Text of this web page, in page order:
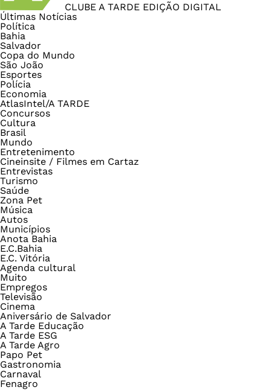
CLUBE A TARDE EDIÇÃO DIGITAL
Últimas Notícias
Política
Bahia
Salvador
Copa do Mundo
São João
Esportes
Polícia
Economia
AtlasIntel/A TARDE
Concursos
Cultura
Brasil
Mundo
Entretenimento
Cineinsite / Filmes em Cartaz
Entrevistas
Turismo
Saúde
Zona Pet
Música
Autos
Municípios
Anota Bahia
E.C.Bahia
E.C. Vitória
Agenda cultural
Muito
Empregos
Televisão
Cinema
Aniversário de Salvador
A Tarde Educação
A Tarde ESG
A Tarde Agro
Papo Pet
Gastronomia
Carnaval
Fenagro